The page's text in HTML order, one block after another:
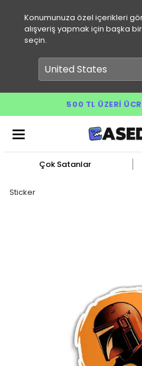
Konumunuza özel içerikleri
alışveriş yapmak için başka
seçin.
500 TL ÜZERI
Çok Satanlar
Sticker